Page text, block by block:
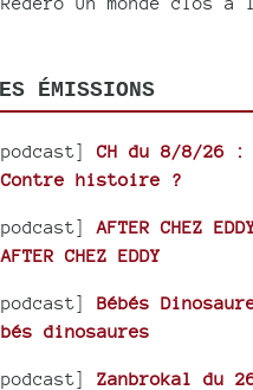
ÉMISSIONS
CH du 8/8/26
Contre histoire ?
AFTER CHEZ
AFTER CHEZ EDDY
Bébés
dinosaures
Zanbrokal du